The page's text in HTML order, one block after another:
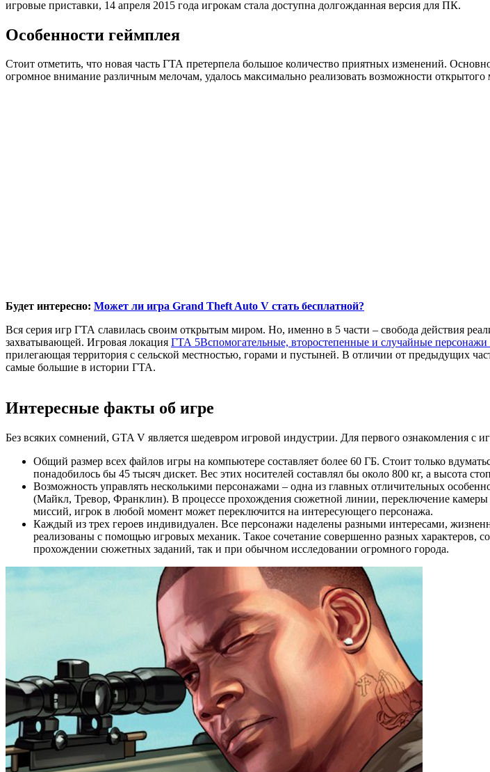
игровые приставки, 14 апреля 2015 года игрокам стала доступна долгожданная версия для ПК.
Особенности геймплея
Стоит отметить, что новая часть ГТА претерпела большое количество приятных изменений.
огромное внимание различным мелочам, удалось максимально реализовать возможности открытого
Будет интересно: Может ли игра Grand Theft Auto V стать бесплатной?
Вся серия игр ГТА славилась своим открытым миром. Но, именно в 5 части – свобода действия
захватывающей. Игровая локация ГТА 5Вспомогательные, второстепенные и случайные
прилегающая территория с сельской местностью, горами и пустыней. В отличии от предыдущих
самые большие в истории ГТА.
Интересные факты об игре
Без всяких сомнений, GTA V является шедевром игровой индустрии. Для первого ознакомления с
Общий размер всех файлов игры на компьютере составляет более 60 ГБ. Стоит только
понадобилось бы 45 тысяч дискет. Вес этих носителей составлял бы около 800 кг, а высота
Возможность управлять несколькими персонажами – одна из главных отличительных
(Майкл, Тревор, Франклин). В процессе прохождения сюжетной линии, переключение
миссий, игрок в любой момент может переключится на интересующего персонажа.
Каждый из трех героев индивидуален. Все персонажи наделены разными интересами,
реализованы с помощью игровых механик. Такое сочетание совершенно разных характеров,
прохождении сюжетных заданий, так и при обычном исследовании огромного города.